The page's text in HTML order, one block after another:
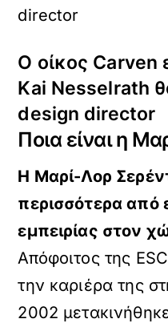
Ο οίκος Carven
Kai Nesselrath
design director
Ποια είναι η
Η Μαρί-Λορ
περισσότερα από
εμπειρίας στον
Απόφοιτος της
την καριέρα της
2002